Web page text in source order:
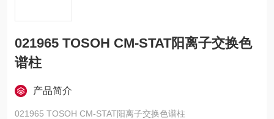
021965 TOSOH CM-STAT阳离子交换色
谱柱
产品简介
021965 TOSOH CM-STAT阳离子交换色谱柱